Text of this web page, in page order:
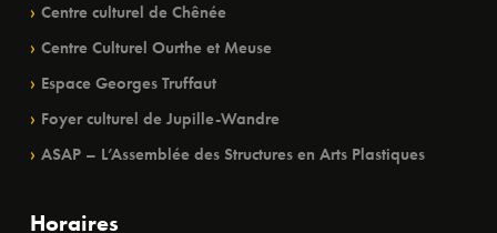
Centre culturel de Chênée
Centre Culturel Ourthe et Meuse
Espace Georges Truffaut
Foyer culturel de Jupille-Wandre
ASAP – L’Assemblée des Structures en Arts Plastiques
Horaires